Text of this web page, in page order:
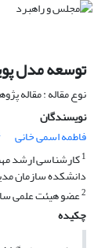
توسعه مدل
نوع مقاله : مقاله
نویسندگان
فاطمه اسمی خانی
1کارشناسی ارشد
دانشکده سازمان
2عضو هیئت علمی
چکیده